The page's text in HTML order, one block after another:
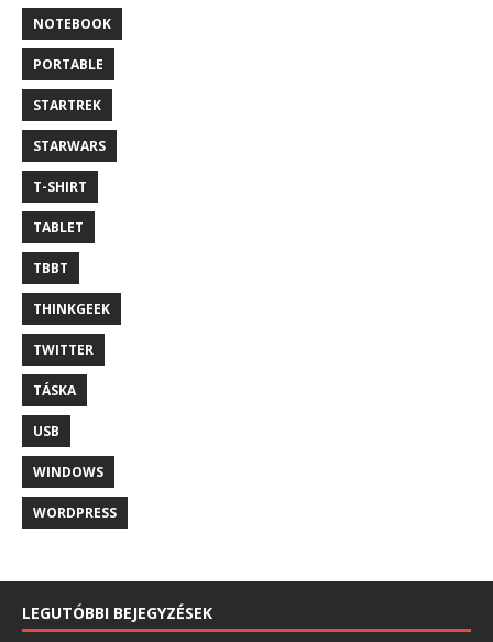
NOTEBOOK
PORTABLE
STARTREK
STARWARS
T-SHIRT
TABLET
TBBT
THINKGEEK
TWITTER
TÁSKA
USB
WINDOWS
WORDPRESS
LEGUTÓBBI BEJEGYZÉSEK